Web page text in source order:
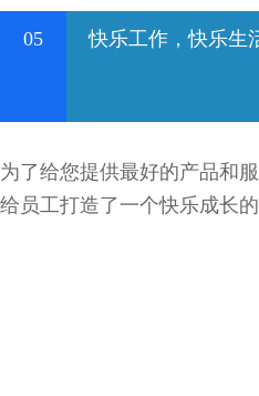
05 快乐工作，快乐生
为了给您提供最好的产品和
给员工打造了一个快乐成长的